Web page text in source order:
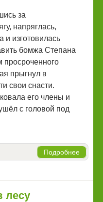
за
напряглась,
и изготовилась
бомжа Степана
просроченного
прыгнул в
свои снасти.
его члены и
с головой под
Подробнее
лесу